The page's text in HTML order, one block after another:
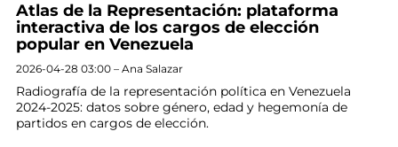
Atlas de la Representación: plataforma
interactiva de los cargos de elección
popular en Venezuela
2026-04-28 03:00 – Ana Salazar
Radiografía de la representación política en Venezuela
2024-2025: datos sobre género, edad y hegemonía de
partidos en cargos de elección.